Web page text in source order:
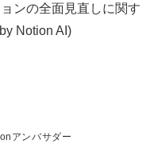
ンの全面見直しに関す
Notion AI)
アンバサダー